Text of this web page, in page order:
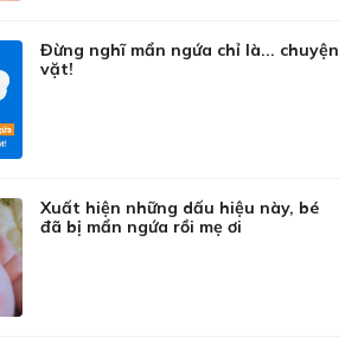
Đừng nghĩ mẩn ngứa chỉ là... chuyện
vặt!
Xuất hiện những dấu hiệu này, bé
đã bị mẩn ngứa rồi mẹ ơi